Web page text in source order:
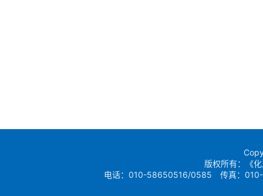
版权所有：《
电话：010-58650516/0585 传真：